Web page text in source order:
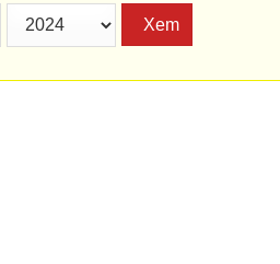
Xem